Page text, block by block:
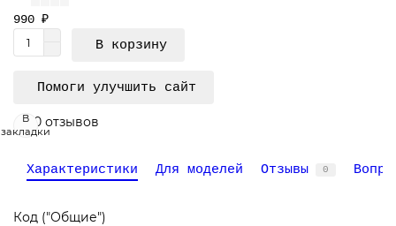
990 ₽
В корзину
Помоги улучшить сайт
В
закладки
0 отзывов
Характеристики Для моделей Отзывы 0
Код ("Общие")